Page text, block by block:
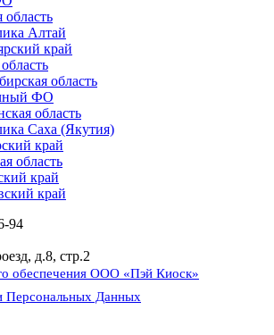
область
Алтай
край
область
ФО
область
Саха (Якутия)
край
область
край
край
94
д.8, стр.2
обеспечения ООО «Пэй Киоск»
Персональных Данных